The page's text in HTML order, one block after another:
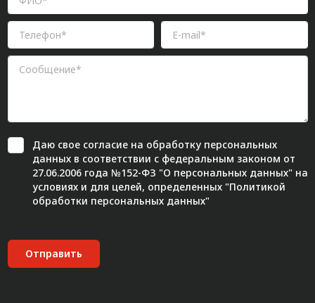
Даю свое согласиена обработку персональных
данных в соответствии с федеральным законом от
27.06.2006 года №152-ФЗ "О персональных данных" на
условиях и для целей, определенных "Политикой
обработки персональных данных"
Отправить